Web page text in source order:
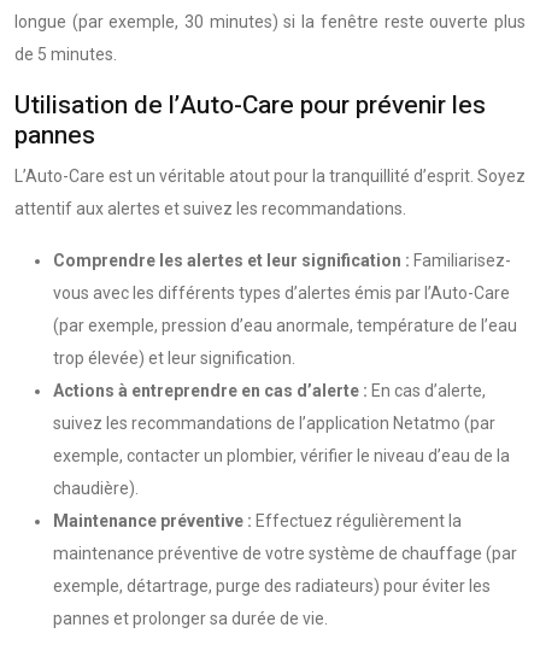
longue (par exemple, 30 minutes) si la fenêtre reste ouverte plus
de 5 minutes.
Utilisation de l’Auto-Care pour prévenir les
pannes
L’Auto-Care est un véritable atout pour la tranquillité d’esprit. Soyez
attentif aux alertes et suivez les recommandations.
Comprendre les alertes et leur signification : Familiarisez-
vous avec les différents types d’alertes émis par l’Auto-Care
(par exemple, pression d’eau anormale, température de l’eau
trop élevée) et leur signification.
Actions à entreprendre en cas d’alerte : En cas d’alerte,
suivez les recommandations de l’application Netatmo (par
exemple, contacter un plombier, vérifier le niveau d’eau de la
chaudière).
Maintenance préventive : Effectuez régulièrement la
maintenance préventive de votre système de chauffage (par
exemple, détartrage, purge des radiateurs) pour éviter les
pannes et prolonger sa durée de vie.